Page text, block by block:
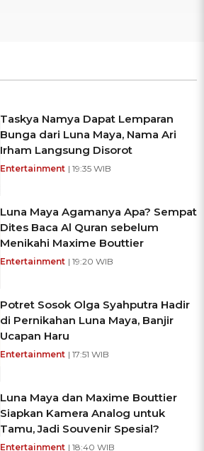
Taskya Namya Dapat Lemparan
Bunga dari Luna Maya, Nama Ari
Irham Langsung Disorot
Entertainment | 19:35 WIB
Luna Maya Agamanya Apa? Sempat
Dites Baca Al Quran sebelum
Menikahi Maxime Bouttier
Entertainment | 19:20 WIB
Potret Sosok Olga Syahputra Hadir
di Pernikahan Luna Maya, Banjir
Ucapan Haru
Entertainment | 17:51 WIB
Luna Maya dan Maxime Bouttier
Siapkan Kamera Analog untuk
Tamu, Jadi Souvenir Spesial?
Entertainment | 18:40 WIB